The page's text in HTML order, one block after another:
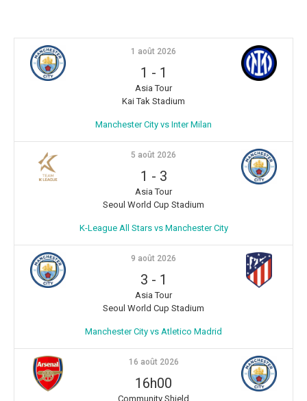
1 août 2026
1 - 1
Asia Tour
Kai Tak Stadium
Manchester City vs Inter Milan
5 août 2026
1 - 3
Asia Tour
Seoul World Cup Stadium
K-League All Stars vs Manchester City
9 août 2026
3 - 1
Asia Tour
Seoul World Cup Stadium
Manchester City vs Atletico Madrid
16 août 2026
16h00
Community Shield